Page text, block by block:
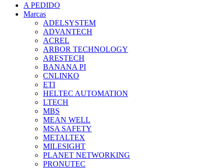
A PEDIDO
Marcas
ADELSYSTEM
ADVANTECH
ACREL
ARBOR TECHNOLOGY
ARESTECH
BANANA PI
CNLINKO
ETI
HELTEC AUTOMATION
LTECH
MBS
MEAN WELL
MSA SAFETY
METALTEX
MILESIGHT
PLANET NETWORKING
PRONUTEC